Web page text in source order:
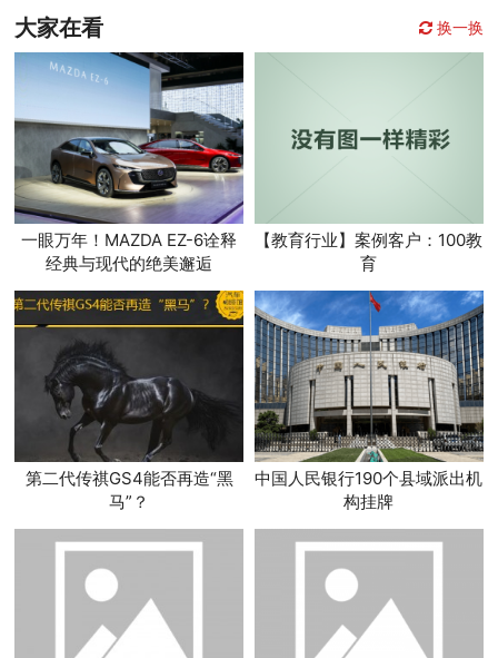
大家在看 换一换
一眼万年！MAZDA EZ-6诠释
经典与现代的绝美邂逅
【教育行业】案例客户：100教
育
第二代传祺GS4能否再造“黑
马”？
中国人民银行190个县域派出机
构挂牌